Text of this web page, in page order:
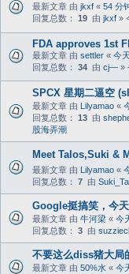
最新文章 由 jkxf « 54 分
回复总数： 19 由 jkxf »
FDA approves 1st
最新文章 由 settler « 今
回复总数： 34 由 cj— »
SPCX 星期二逼空
最新文章 由 Lilyamao «
回复总数： 13 由
股海弄潮
Meet Talos,Suki &
最新文章 由 Lilyamao «
回复总数： 7 由
Google挺搞笑，今
最新文章 由 牛河梁 « 今
回复总数： 3 由
不要这么diss猪大局
最新文章 由 50%水 « 今